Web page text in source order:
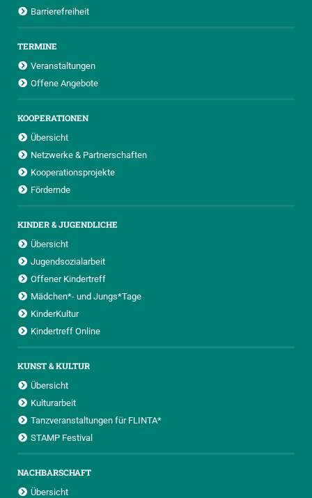
Barrierefreiheit
TERMINE
Veranstaltungen
Offene Angebote
KOOPERATIONEN
Übersicht
Netzwerke & Partnerschaften
Kooperationsprojekte
Fördernde
KINDER & JUGENDLICHE
Übersicht
Jugendsozialarbeit
Offener Kindertreff
Mädchen*- und Jungs*Tage
KinderKultur
Kindertreff Online
KUNST & KULTUR
Übersicht
Kulturarbeit
Tanzveranstaltungen für FLINTA*
STAMP Festival
NACHBARSCHAFT
Übersicht